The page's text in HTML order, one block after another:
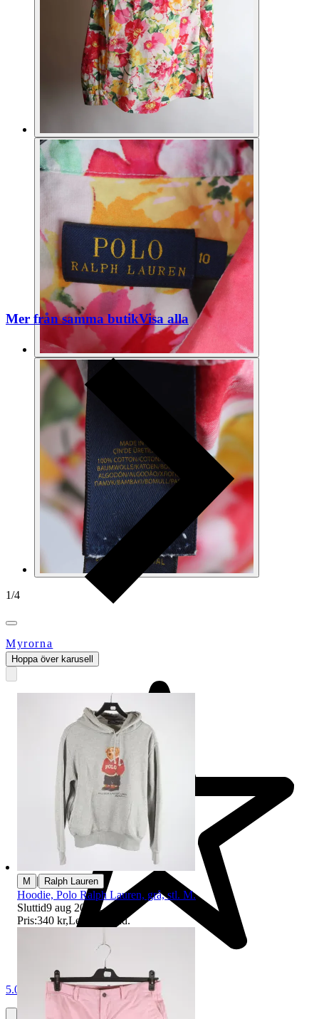
1/4
Myrorna
5.0
Mer från samma butikVisa alla
Hoppa över karusell
M | Ralph Lauren
Hoodie, Polo Ralph Lauren, grå, stl. M.
Sluttid9 aug 20:19 .
Pris:340 kr,Ledande bud.